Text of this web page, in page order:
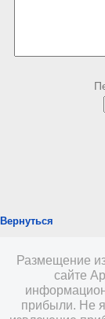
Вернуться
Размещение
сайте
прибыли. Не